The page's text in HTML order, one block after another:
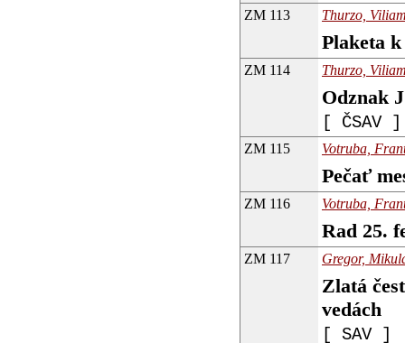
ZM 113 Thurzo,
Plaketa
ZM 114 Thurzo,
Odznak
[ ČSAV ]
ZM 115 Votruba,
Pečať
ZM 116 Votruba,
Rad 25.
ZM 117 Gregor,
Zlatá
vedách
[ SAV ]